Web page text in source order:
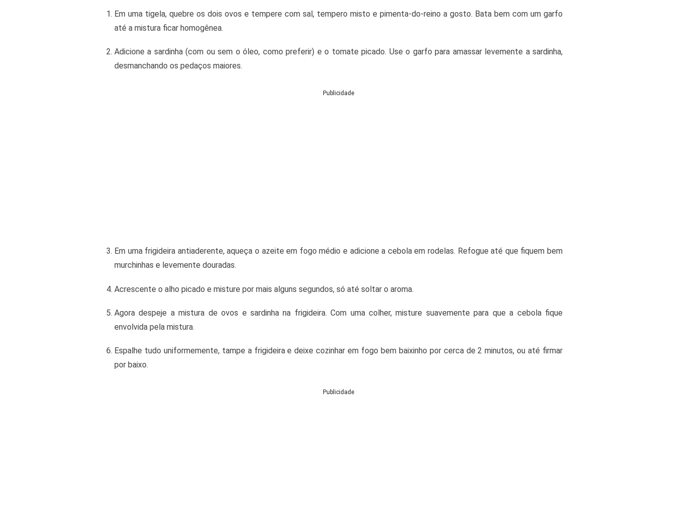
Em uma tigela, quebre os dois ovos e tempere com sal, tempero misto e pimenta-do-reino a gosto. Bata bem com um garfo
até a mistura ficar homogênea.
Adicione a sardinha (com ou sem o óleo, como preferir) e o tomate picado. Use o garfo para amassar levemente a sardinha,
desmanchando os pedaços maiores.
Publicidade
Em uma frigideira antiaderente, aqueça o azeite em fogo médio e adicione a cebola em rodelas. Refogue até que fiquem bem
murchinhas e levemente douradas.
Acrescente o alho picado e misture por mais alguns segundos, só até soltar o aroma.
Agora despeje a mistura de ovos e sardinha na frigideira. Com uma colher, misture suavemente para que a cebola fique
envolvida pela mistura.
Espalhe tudo uniformemente, tampe a frigideira e deixe cozinhar em fogo bem baixinho por cerca de 2 minutos, ou até firmar
por baixo.
Publicidade